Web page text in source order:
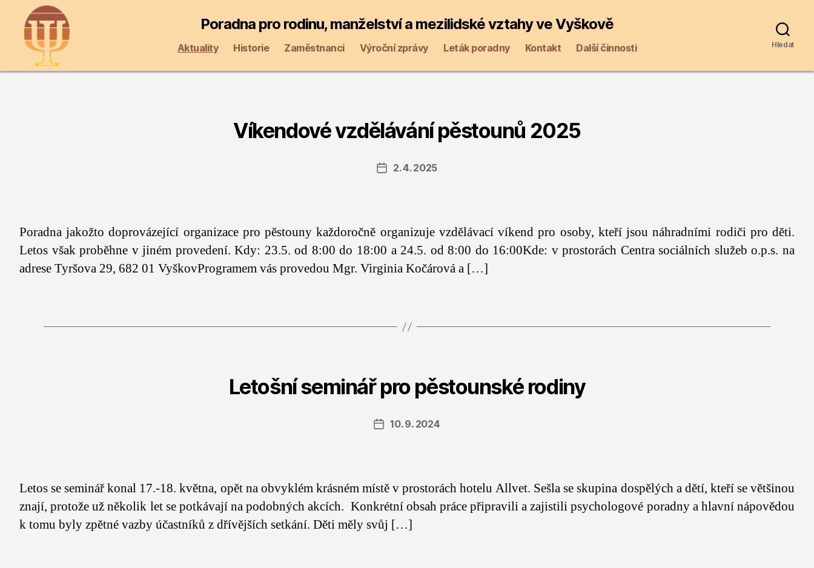
Poradna pro rodinu, manželství a mezilidské vztahy ve Vyškově
Aktuality Historie Zaměstnanci Výroční zprávy Leták poradny Kontakt Další činnosti Hledat
Víkendové vzdělávání pěstounů 2025
Datum
2. 4. 2025
Poradna jakožto doprovázející organizace pro pěstouny každoročně organizuje vzdělávací víkend pro osoby, kteří jsou náhradními rodiči pro děti.
Letos však proběhne v jiném provedení. Kdy: 23.5. od 8:00 do 18:00 a 24.5. od 8:00 do 16:00Kde: v prostorách Centra sociálních služeb o.p.s. na
adrese Tyršova 29, 682 01 VyškovProgramem vás provedou Mgr. Virginia Kočárová a […]
Letošní seminář pro pěstounské rodiny
Datum
10. 9. 2024
Letos se seminář konal 17.-18. května, opět na obvyklém krásném místě v prostorách hotelu Allvet. Sešla se skupina dospělých a dětí, kteří se většinou
znají, protože už několik let se potkávají na podobných akcích. Konkrétní obsah práce připravili a zajistili psychologové poradny a hlavní nápovědou
k tomu byly zpětné vazby účastníků z dřívějších setkání. Děti měly svůj […]